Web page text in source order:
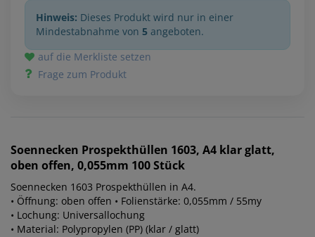
Hinweis: Dieses Produkt wird nur in einer
Mindestabnahme von 5 angeboten.
auf die Merkliste setzen
Frage zum Produkt
Soennecken Prospekthüllen 1603, A4 klar glatt,
oben offen, 0,055mm 100 Stück
Soennecken 1603 Prospekthüllen in A4.
• Öffnung: oben offen • Folienstärke: 0,055mm / 55my
• Lochung: Universallochung
• Material: Polypropylen (PP) (klar / glatt)